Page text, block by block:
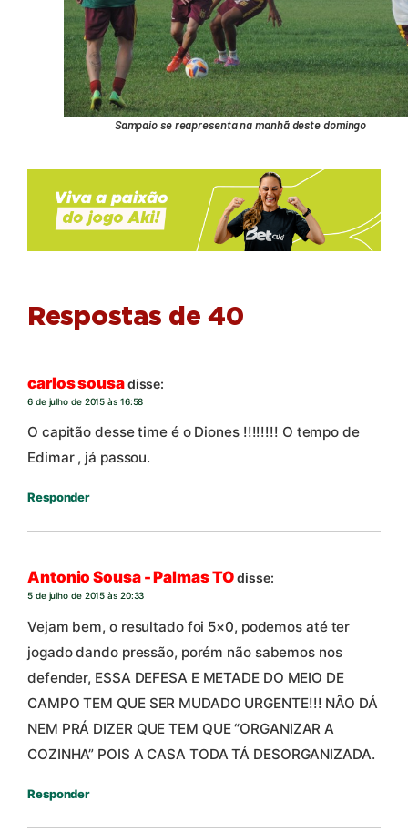
Sampaio se reapresenta na manhã deste domingo
Respostas de 40
carlos sousadisse:
6 de julho de 2015 às 16:58
O capitão desse time é o Diones !!!!!!!! O tempo de
Edimar , já passou.
Responder
Antonio Sousa - Palmas TO disse:
5 de julho de 2015 às 20:33
Vejam bem, o resultado foi 5×0, podemos até ter
jogado dando pressão, porém não sabemos nos
defender, ESSA DEFESA E METADE DO MEIO DE
CAMPO TEM QUE SER MUDADO URGENTE!!! NÃO DÁ
NEM PRÁ DIZER QUE TEM QUE “ORGANIZAR A
COZINHA” POIS A CASA TODA TÁ DESORGANIZADA.
Responder